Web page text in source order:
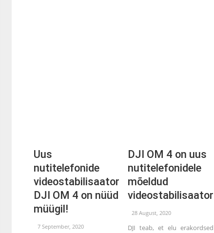
Uus
nutitelefonide
videostabilisaator
DJI OM 4 on nüüd
müügil!
7 September, 2020
DJI OM 4 on uus
nutitelefonidele
mõeldud
videostabilisaator
28 August, 2020
DJI teab, et elu erakordsed